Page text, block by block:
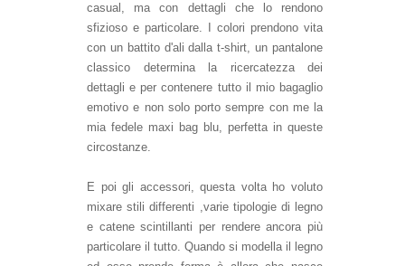
casual, ma con dettagli che lo rendono
sfizioso e particolare. I colori prendono vita
con un battito d'ali dalla t-shirt, un pantalone
classico determina la ricercatezza dei
dettagli e per contenere tutto il mio bagaglio
emotivo e non solo porto sempre con me la
mia fedele maxi bag blu, perfetta in queste
circostanze.
E poi gli accessori, questa volta ho voluto
mixare stili differenti ,varie tipologie di legno
e catene scintillanti per rendere ancora più
particolare il tutto. Quando si modella il legno